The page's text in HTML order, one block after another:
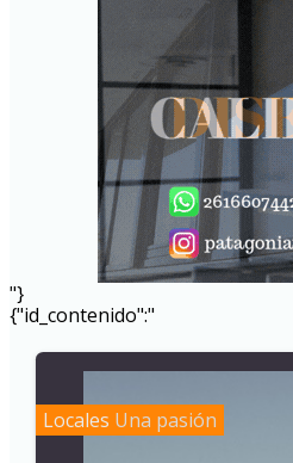
"}
{"id_contenido":"
Locales Una pasión